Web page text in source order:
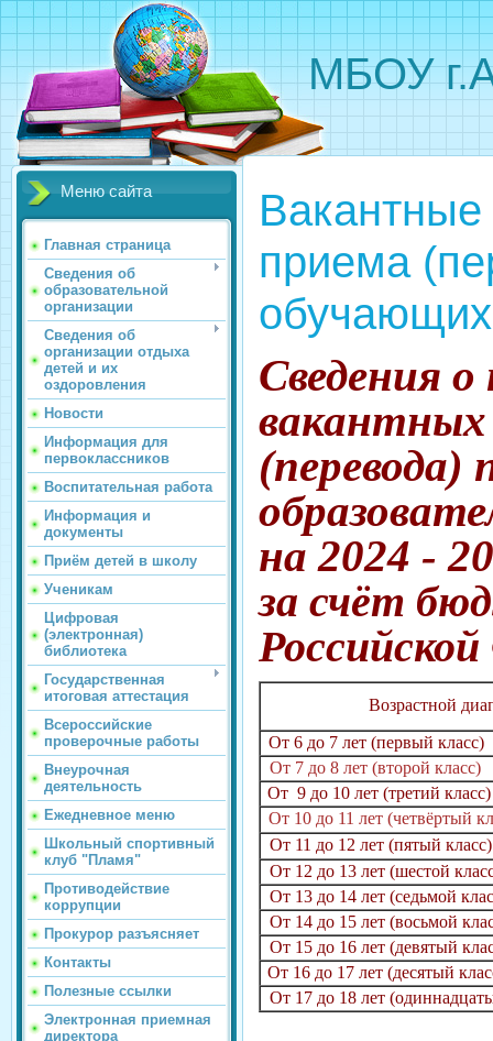
МБОУ
Меню сайта
Главная страница
Сведения об
образовательной
организации
Сведения об
организации отдыха
детей и их
оздоровления
Новости
Информация для
первоклассников
Воспитательная работа
Информация и
документы
Приём детей в школу
Ученикам
Цифровая
(электронная)
библиотека
Государственная
итоговая аттестация
Всероссийские
проверочные работы
Внеурочная
деятельность
Ежедневное меню
Школьный спортивный
клуб "Пламя"
Противодействие
коррупции
Прокурор разъясняет
Контакты
Полезные ссылки
Электронная приемная
директора
приема
Сведения о
на 2024 -
за счёт
Возрастной
От 6 до 7 лет (первый класс)
От 7 до 8 лет (второй класс)
От 9 до 10 лет (третий класс)
От 10 до 11 лет (четвёртый
От 11 до 12 лет (пятый класс)
От 12 до 13 лет (шестой
От 13 до 14 лет (седьмой
От 14 до 15 лет (восьмой
От 15 до 16 лет (девятый
От 16 до 17 лет (десятый
От 17 до 18 лет